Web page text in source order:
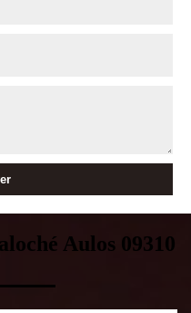
Aulos 09310